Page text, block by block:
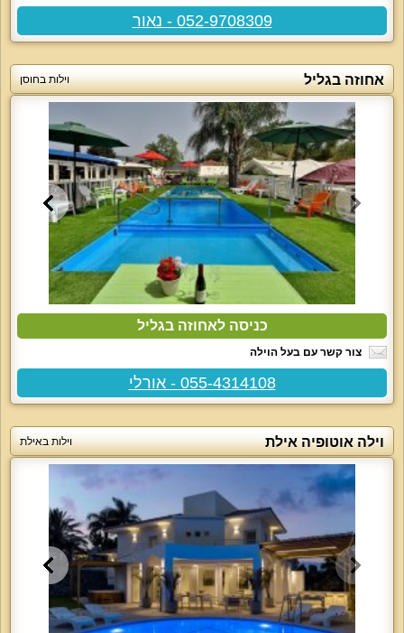
052-9708309 - נאור
אחוזה בגליל וילות בחוסן
כניסה לאחוזה בגליל
צור קשר עם בעל הוילה
055-4314108 - אורלי
וילה אוטופיה אילת וילות באילת